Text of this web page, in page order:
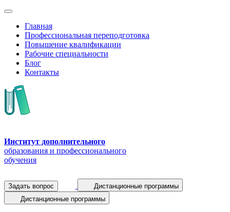
Главная
Профессиональная переподготовка
Повышение квалификации
Рабочие специальности
Блог
Контакты
Институт дополнительного
образования и профессионального
обучения
Задать вопрос
Дистанционные программы
Дистанционные программы